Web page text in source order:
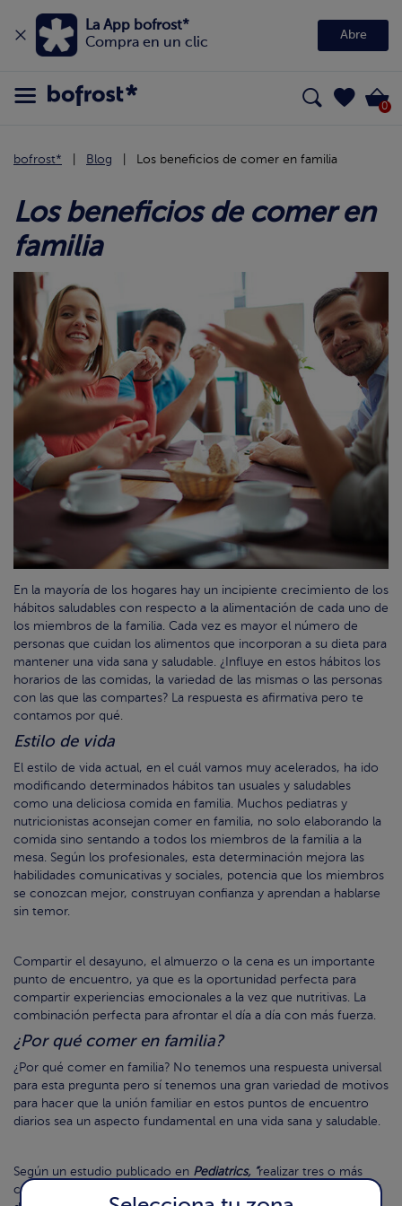
La App bofrost*
Compra en un clic
Abre
0
bofrost* Blog Los beneficios de comer en familia
Los beneficios de comer en
familia
En la mayoría de los hogares hay un incipiente crecimiento de los
hábitos saludables con respecto a la alimentación de cada uno de
los miembros de la familia. Cada vez es mayor el número de
personas que cuidan los alimentos que incorporan a su dieta para
mantener una vida sana y saludable. ¿Influye en estos hábitos los
horarios de las comidas, la variedad de las mismas o las personas
con las que las compartes? La respuesta es afirmativa pero te
contamos por qué.
Estilo de vida
El estilo de vida actual, en el cuál vamos muy acelerados, ha ido
modificando determinados hábitos tan usuales y saludables
como una deliciosa comida en familia. Muchos pediatras y
nutricionistas aconsejan comer en familia, no solo elaborando la
comida sino sentando a todos los miembros de la familia a la
mesa. Según los profesionales, esta determinación mejora las
habilidades comunicativas y sociales, potencia que los miembros
se conozcan mejor, construyan confianza y aprendan a hablarse
sin temor.
Compartir el desayuno, el almuerzo o la cena es un importante
punto de encuentro, ya que es la oportunidad perfecta para
compartir experiencias emocionales a la vez que nutritivas. La
combinación perfecta para afrontar el día a día con más fuerza.
¿Por qué comer en familia?
¿Por qué comer en familia? No tenemos una respuesta universal
para esta pregunta pero sí tenemos una gran variedad de motivos
para hacer que la unión familiar en estos puntos de encuentro
diarios sea un aspecto fundamental en una vida sana y saludable.
Según un estudio publicado en Pediatrics, “realizar tres o más
comidas a la semana en familia reduce en un 12% la probabilidad